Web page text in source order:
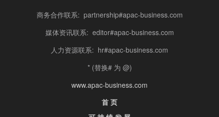
商务合作联系: partnership#apac-business.com
媒体资讯联系: editor#apac-business.com
人力资源联系: hr#apac-business.com
* (替换# 为 @)
www.apac-business.com
首 页